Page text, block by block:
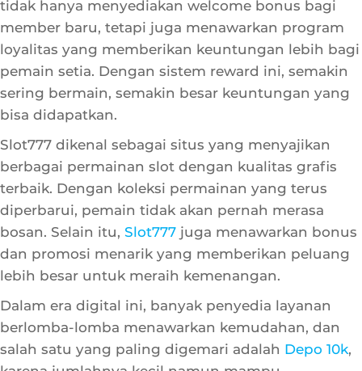
Pemain slot sering mencari situs yang
memberikan bonus dan promo menarik. Toto Slot
tidak hanya menyediakan welcome bonus bagi
member baru, tetapi juga menawarkan program
loyalitas yang memberikan keuntungan lebih bagi
pemain setia. Dengan sistem reward ini, semakin
sering bermain, semakin besar keuntungan yang
bisa didapatkan.
Slot777 dikenal sebagai situs yang menyajikan
berbagai permainan slot dengan kualitas grafis
terbaik. Dengan koleksi permainan yang terus
diperbarui, pemain tidak akan pernah merasa
bosan. Selain itu,Slot777 juga menawarkan bonus
dan promosi menarik yang memberikan peluang
lebih besar untuk meraih kemenangan.
Dalam era digital ini, banyak penyedia layanan